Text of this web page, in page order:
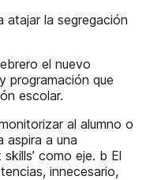
atajar la segregación
el nuevo
programación que
escolar.
al alumno o
aspira a una
como eje. b El
innecesario,